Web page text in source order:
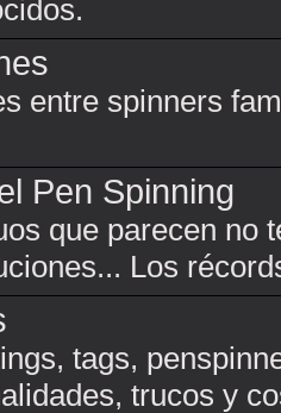
entre spinners
Pen Spinning
que parecen no
Los
tags,
trucos y